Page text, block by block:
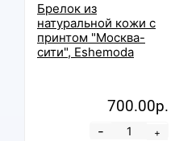
Брелок из
натуральной кожи с
принтом "Москва-
сити", Eshemoda
700.00р.
+
-